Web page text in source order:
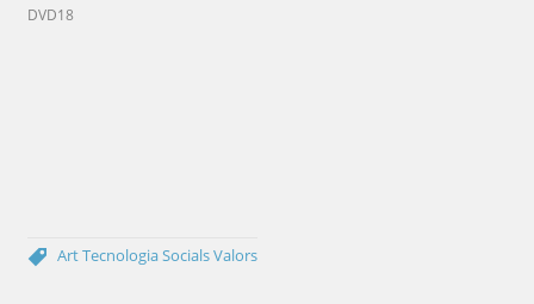
DVD18
ArtTecnologiaSocialsValors